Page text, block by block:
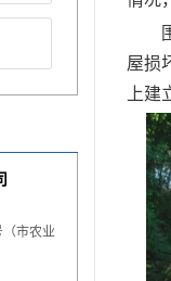
市农业
屋损
上